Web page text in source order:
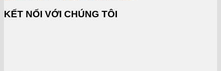
KẾT NỐI VỚI CHÚNG TÔI